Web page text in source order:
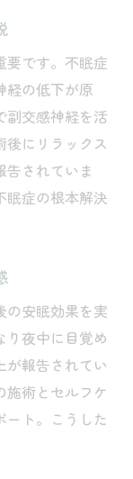
施術法
直し
の組み合わ
灸ができる
要です。不眠症
経の低下が原
副交感神経を活
後にリラックス
されていま
眠症の根本解決
の安眠効果を実
り夜中に目覚め
が報告されてい
施術とセルフケ
ート。こうした